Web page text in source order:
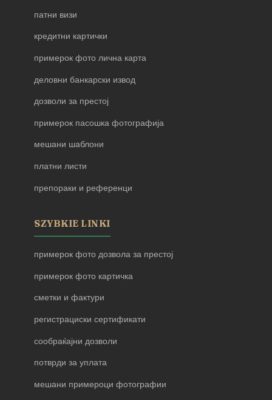
патни визи
кредитни картички
примерок фото лична карта
деловни банкарски извод
дозволи за престој
примерок пасошка фотографија
мешани шаблони
платни листи
препораки и референци
SZYBKIE LINKI
примерок фото дозвола за престој
примерок фото картичка
сметки и фактури
регистрациски сертификати
сообраќајни дозволи
потврди за уплата
мешани примероци фотографии